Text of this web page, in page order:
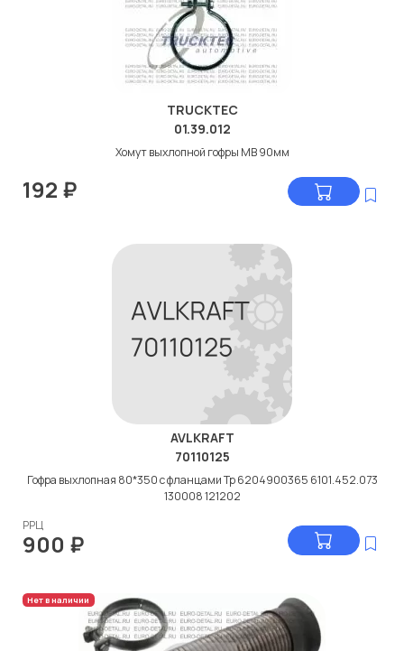
TRUCKTEC
01.39.012
Хомут выхлопной гофры МВ 90мм
192 ₽
AVLKRAFT
70110125
Гофра выхлопная 80*350 с фланцами Тр 6204900365 6101.452.073
130008 121202
РРЦ
900 ₽
Нет в наличии